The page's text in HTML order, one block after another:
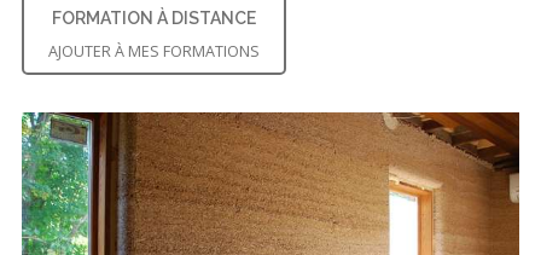
FORMATION À DISTANCE
AJOUTER À MES FORMATIONS